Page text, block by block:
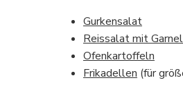
Gurkensalat
Reissalat mit
Ofenkartoffeln
Frikadellen (für